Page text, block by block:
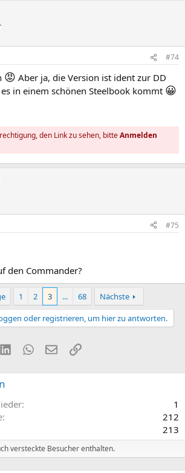
#74
😡 Aber ja, die Version ist ident zur DD
in einem schönen Steelbook kommt 😀
den Link zu sehen, bitteAnmelden
#75
den Commander?
1 2 3 ... 68
Nächste
oder registrieren, um hier zu antworten.
LinkedInWhatsApp
E-MailLink
1
212
213
versteckte Besucher enthalten.